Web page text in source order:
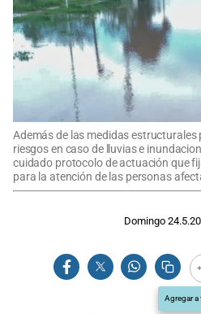
Además de las medidas
riesgos en caso de lluvias e
cuidado protocolo de actuación que
para la atención de las personas
Domingo
Agregar a